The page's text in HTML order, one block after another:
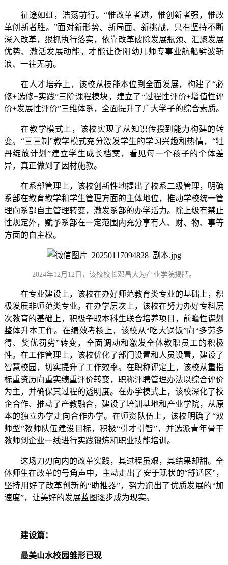
征途如虹，浩荡前行。“惟改革者进，惟创新者强，惟改
革创新者胜。”面对新形势、新局面、新挑战，只有坚持不断
深入改革，狠抓执行落实，依靠改革破除发展瓶颈、汇聚发展
优势、激活发展动能，才能让衡阳幼儿师专事业航船劈波斩
浪、一往无前。
在人才培养上，该校从技能本位到全面发展，构建了“必
修+选修+实践”三阶课程模块，建立了“过程性评价+增值性评
价+发展性评价”三维体系，全面提升了广大学子的综合素质。
在教学模式上，该校实现了从知识传授到能力构建的转
变。“三三制”教学模式充分激发学生的学习兴趣和热情，“牡
丹绽放计划”建立学生成长档案，看见每一个孩子的个体差
异，真正做到了因材施教。
在系部管理上，该校创新性地提出了校系二级管理，明确
系部在教育教学和学生管理方面的主体地位，推动学校统一管
理向系部自主管理转变，激发系部的办学活力。除上级有禁止
性规定外，赋予系部在一定范围内充分享有人、财、物、事等
方面的自主权。
2024年12月12日，该校校长邓昌大为产业学院揭牌。
在专业建设上，该校在办好师范教育类专业的基础上，积
极发展非师范类专业。在办学层次上，该校在努力办好专科层
次教育的基础上，积极争取本科生联合培养项目，前瞻性谋划
整体升本工作。在绩效考核上，该校从“吃大锅饭”向“多劳多
得、奖优罚劣”转变，全面调动和激发全体教职员工的积极
性。在工作管理上，该校优化了部门设置和人员设置，建设了
智慧校园，切实提升了工作效率。在职称评定上，该校从重指
标重资历向重实绩重评价转变，职称评聘管理办法以综合评价
为主，并确保其过程的透明度。在办学模式上，该校深化了校
企合作、推动了产教融合，建设了培训基地和产业学院，从原
本的独立办学走向合作办学。在师资队伍上，该校明确了“双
师型”教师队伍建设目标，积极“引才引智”，并选派青年骨干
教师到企业一线进行实践锻炼和职业技能培训。
这场刀刃向内的改革实践，其过程虽艰，其结果却甜。全
体师生在改革的号角声中，主动走出了安于现状的“舒适区”，
坚持用好了改革创新的“助推器”，努力跑出了优质发展的“加
速度”，让美好的发展蓝图逐步成为现实。
建设篇：
最美山水校园雏形已现